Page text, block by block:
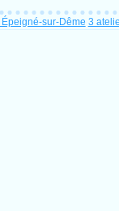
sur-Dême 3